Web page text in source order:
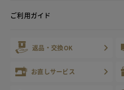
ご利用ガイド
返品・交換OK
お直しサービス